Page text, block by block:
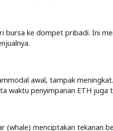
bursa ke dompet pribadi. Ini
awal, tampak
waktu penyimpanan ETH juga
menciptakan tekanan